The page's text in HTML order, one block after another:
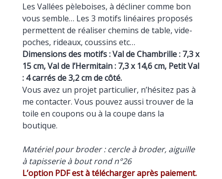
Les Vallées pèleboises, à décliner comme bon
vous semble… Les 3 motifs linéaires proposés
permettent de réaliser chemins de table, vide-
poches, rideaux, coussins etc…
Dimensions des motifs : Val de Chambrille : 7,3 x
15 cm, Val de l’Hermitain : 7,3 x 14,6 cm, Petit Val
: 4 carrés de 3,2 cm de côté.
Vous avez un projet particulier, n’hésitez pas à
me contacter. Vous pouvez aussi trouver de la
toile en coupons ou à la coupe dans la
boutique.
Matériel pour broder : cercle à broder, aiguille
à tapisserie à bout rond n°26
L’option PDF est à télécharger après paiement.